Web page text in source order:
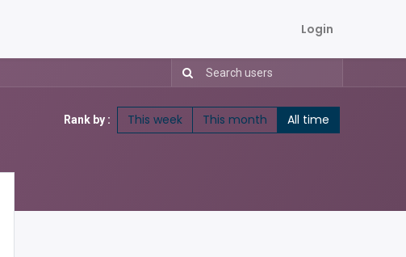
Login
Rank by : This week This month All time